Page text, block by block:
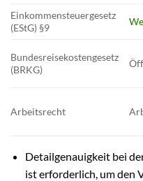
Einkommensteuergesetz
(EStG) §9
Bundesreisekostengesetz
(BRKG)
Arbeitsrecht
Detailgenauigkeit bei
ist erforderlich, um den